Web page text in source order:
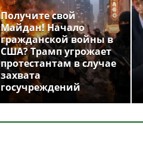
Получите свой
Майдан! Начало
гражданской войны в
США? Трамп угрожает
протестантам в случае
захвата
госучреждений